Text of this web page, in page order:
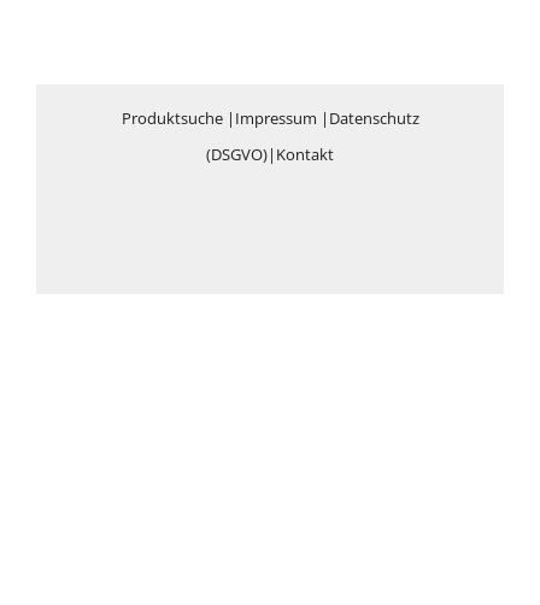
Produktsuche| Impressum | Datenschutz
(DSGVO)| Kontakt